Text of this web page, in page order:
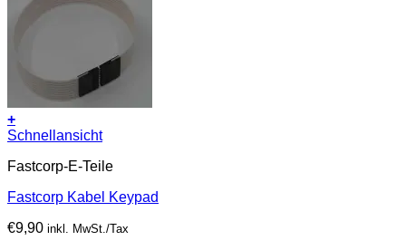
+
Schnellansicht
Fastcorp-E-Teile
Fastcorp Kabel Keypad
€9,90 inkl. MwSt./Tax